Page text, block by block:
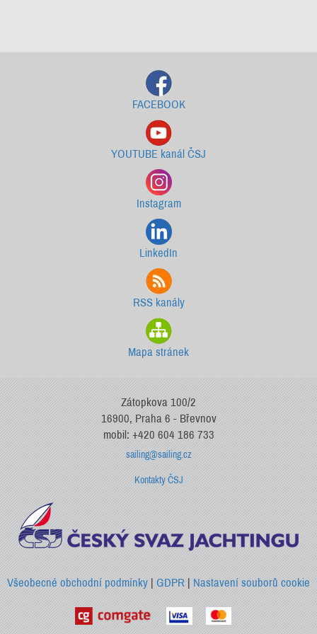
FACEBOOK
YOUTUBE kanál ČSJ
Instagram
LinkedIn
RSS kanály
Mapa stránek
Zátopkova 100/2
16900, Praha 6 - Břevnov
mobil: +420 604 186 733
sailing@sailing.cz
Kontakty ČSJ
Všeobecné obchodní podmínky |GDPR |Nastavení souborů cookie